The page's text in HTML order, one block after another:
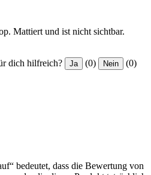
Mattiert und ist nicht sichtbar.
dich hilfreich? Ja (0) Nein (0)
bedeutet, dass die Bewertung von